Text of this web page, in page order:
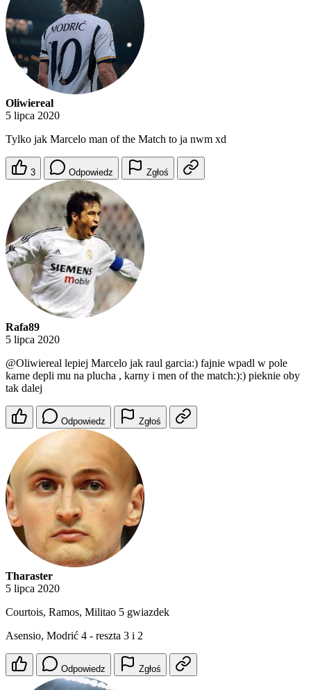
Oliwiereal
5 lipca 2020
Tylko jak Marcelo man of the Match to ja nwm xd
3 Odpowiedz Zgłoś
Rafa89
5 lipca 2020
@Oliwiereal lepiej Marcelo jak raul garcia:) fajnie wpadl w pole
karne depli mu na plucha , karny i men of the match:):) pieknie oby
tak dalej
Odpowiedz Zgłoś
Tharaster
5 lipca 2020
Courtois, Ramos, Militao 5 gwiazdek
Asensio, Modrić 4 - reszta 3 i 2
Odpowiedz Zgłoś